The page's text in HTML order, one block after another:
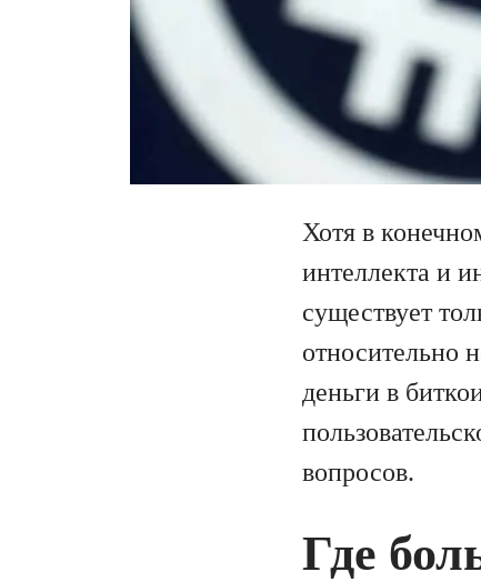
Хотя в
интеллекта и
существует
относительно
деньги в
вопросов.
Где